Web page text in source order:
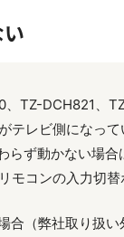
TZ-DCH821、
テレビ側になっ
ず動かない場合
モコンの入力切
（弊社取り扱い